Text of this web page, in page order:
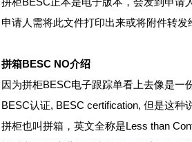
申请人需将此文件打印出来或将附件转
拼箱BESC NO介绍
因为拼柜BESC电子跟踪单看上去像是一
BESC认证, BESC certification, 但是这种
拼柜也叫拼箱，英文全称是Less than